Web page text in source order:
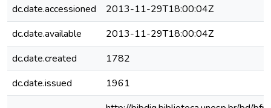
dc.date.accessioned
2013-11-29T18:00:04Z
dc.date.available
2013-11-29T18:00:04Z
dc.date.created
1782
dc.date.issued
1961